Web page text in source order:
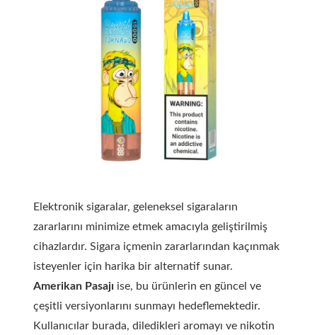
Elektronik sigaralar, geleneksel sigaraların
zararlarını minimize etmek amacıyla geliştirilmiş
cihazlardır. Sigara içmenin zararlarından kaçınmak
isteyenler için harika bir alternatif sunar.
Amerikan Pasajı ise, bu ürünlerin en güncel ve
çeşitli versiyonlarını sunmayı hedeflemektedir.
Kullanıcılar burada, diledikleri aromayı ve nikotin